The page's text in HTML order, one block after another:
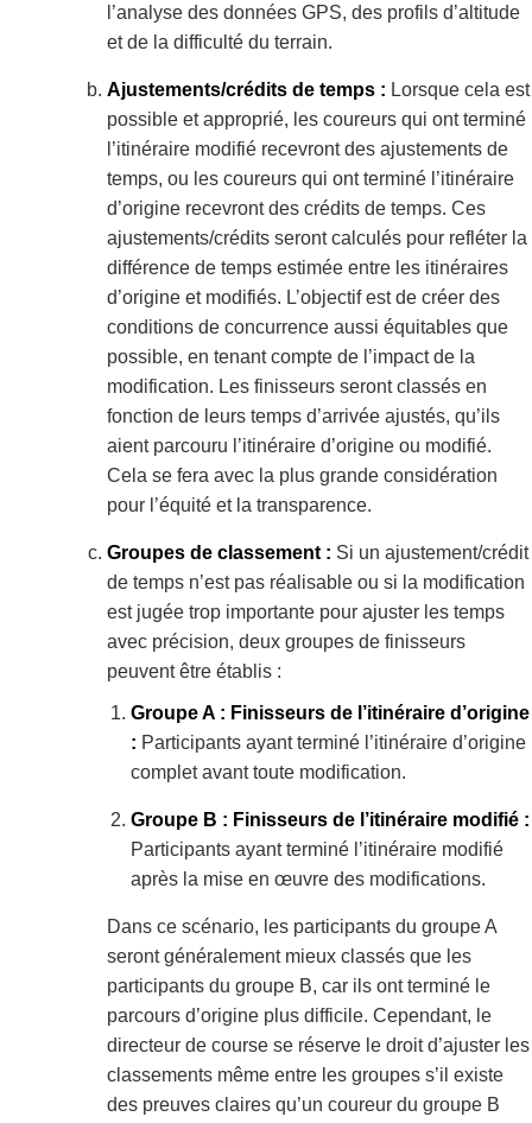
l’analyse des données GPS, des profils d’altitude
et de la difficulté du terrain.
Ajustements/crédits de temps : Lorsque cela est
possible et approprié, les coureurs qui ont terminé
l’itinéraire modifié recevront des ajustements de
temps, ou les coureurs qui ont terminé l’itinéraire
d’origine recevront des crédits de temps. Ces
ajustements/crédits seront calculés pour refléter la
différence de temps estimée entre les itinéraires
d’origine et modifiés. L’objectif est de créer des
conditions de concurrence aussi équitables que
possible, en tenant compte de l’impact de la
modification. Les finisseurs seront classés en
fonction de leurs temps d’arrivée ajustés, qu’ils
aient parcouru l’itinéraire d’origine ou modifié.
Cela se fera avec la plus grande considération
pour l’équité et la transparence.
Groupes de classement : Si un ajustement/crédit
de temps n’est pas réalisable ou si la modification
est jugée trop importante pour ajuster les temps
avec précision, deux groupes de finisseurs
peuvent être établis :
Groupe A : Finisseurs de l’itinéraire d’origine
: Participants ayant terminé l’itinéraire d’origine
complet avant toute modification.
Groupe B : Finisseurs de l’itinéraire modifié :
Participants ayant terminé l’itinéraire modifié
après la mise en œuvre des modifications.
Dans ce scénario, les participants du groupe A
seront généralement mieux classés que les
participants du groupe B, car ils ont terminé le
parcours d’origine plus difficile. Cependant, le
directeur de course se réserve le droit d’ajuster les
classements même entre les groupes s’il existe
des preuves claires qu’un coureur du groupe B